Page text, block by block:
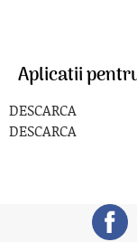
Aplicatii
DESCARCA
DESCARCA